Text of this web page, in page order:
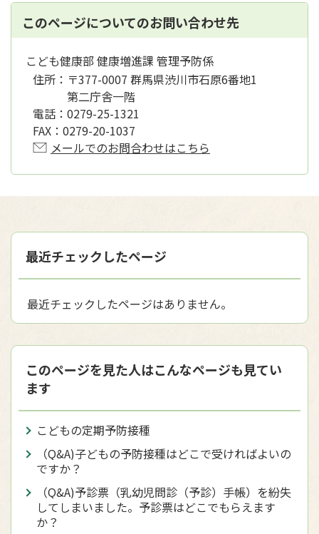
このページについてのお問い合わせ先
こども健康部 健康増進課 管理予防係
住所： 〒377-0007 群馬県渋川市石原6番地1
第二庁舎一階
電話： 0279-25-1321
FAX： 0279-20-1037
メールでのお問合わせはこちら
最近チェックしたページ
最近チェックしたページはありません。
このページを見た人はこんなページも見てい
ます
こどもの定期予防接種
（Q&A)子どもの予防接種はどこで受ければよいの
ですか？
（Q&A)予診票（乳幼児問診（予診）手帳）を紛失
してしまいました。予診票はどこでもらえます
か？